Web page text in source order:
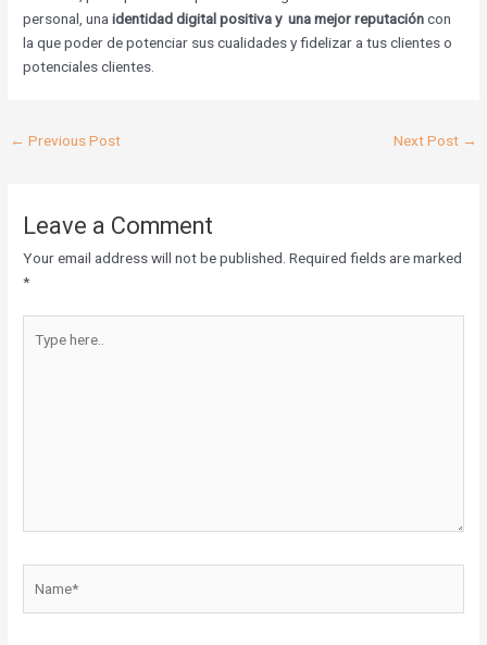
personal, unaidentidad digital positiva y una mejor reputacióncon
la que poder de potenciar sus cualidades y fidelizar a tus clientes o
potenciales clientes.
← Previous Post Next Post →
Leave a Comment
Your email address will not be published. Required fields are marked
*
here..